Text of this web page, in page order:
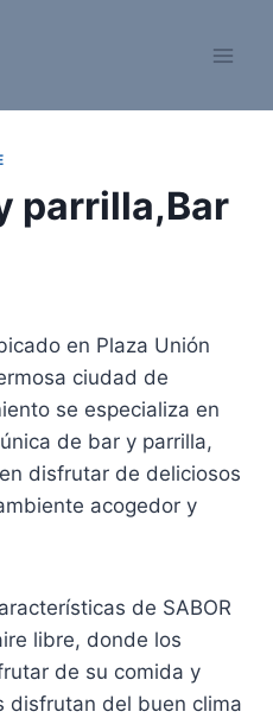
parrilla,Bar
en Plaza Unión
ciudad de
se especializa en
de bar y parrilla,
disfrutar de deliciosos
acogedor y
de SABOR
libre, donde los
de su comida y
disfrutan del buen clima